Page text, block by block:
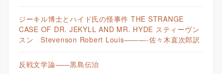
ジーキル博士とハイド氏の怪事件 THE STRANGE
CASE OF DR. JEKYLL AND MR. HYDE スティーヴン
スン Stevenson Robert Louis———-佐々木直次郎訳
反戦文学論——黒島伝治